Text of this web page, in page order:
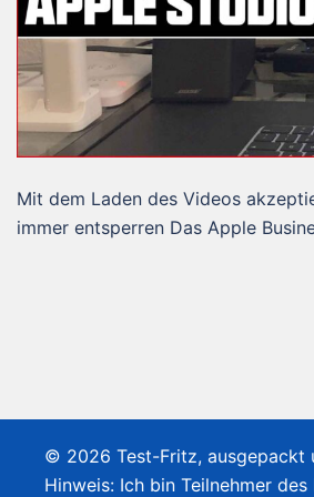
Mit dem Laden des Videos
immer entsperren Das Apple
© 2026 Test-Fritz, ausgepackt
Hinweis: Ich bin Teilnehmer